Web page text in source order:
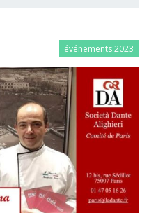
événements 2023